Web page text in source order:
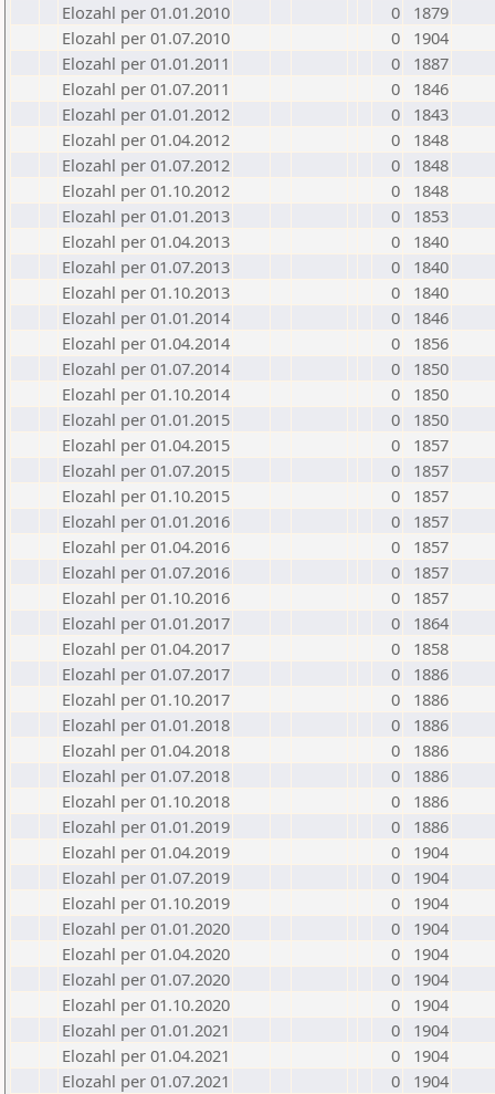
Elozahl per 01.01.2010
0
1879
Elozahl per 01.07.2010
0
1904
Elozahl per 01.01.2011
0
1887
Elozahl per 01.07.2011
0
1846
Elozahl per 01.01.2012
0
1843
Elozahl per 01.04.2012
0
1848
Elozahl per 01.07.2012
0
1848
Elozahl per 01.10.2012
0
1848
Elozahl per 01.01.2013
0
1853
Elozahl per 01.04.2013
0
1840
Elozahl per 01.07.2013
0
1840
Elozahl per 01.10.2013
0
1840
Elozahl per 01.01.2014
0
1846
Elozahl per 01.04.2014
0
1856
Elozahl per 01.07.2014
0
1850
Elozahl per 01.10.2014
0
1850
Elozahl per 01.01.2015
0
1850
Elozahl per 01.04.2015
0
1857
Elozahl per 01.07.2015
0
1857
Elozahl per 01.10.2015
0
1857
Elozahl per 01.01.2016
0
1857
Elozahl per 01.04.2016
0
1857
Elozahl per 01.07.2016
0
1857
Elozahl per 01.10.2016
0
1857
Elozahl per 01.01.2017
0
1864
Elozahl per 01.04.2017
0
1858
Elozahl per 01.07.2017
0
1886
Elozahl per 01.10.2017
0
1886
Elozahl per 01.01.2018
0
1886
Elozahl per 01.04.2018
0
1886
Elozahl per 01.07.2018
0
1886
Elozahl per 01.10.2018
0
1886
Elozahl per 01.01.2019
0
1886
Elozahl per 01.04.2019
0
1904
Elozahl per 01.07.2019
0
1904
Elozahl per 01.10.2019
0
1904
Elozahl per 01.01.2020
0
1904
Elozahl per 01.04.2020
0
1904
Elozahl per 01.07.2020
0
1904
Elozahl per 01.10.2020
0
1904
Elozahl per 01.01.2021
0
1904
Elozahl per 01.04.2021
0
1904
Elozahl per 01.07.2021
0
1904